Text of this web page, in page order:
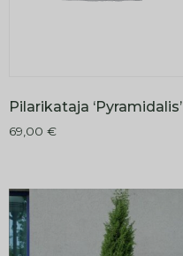
Pilarikataja ‘Pyramidalis’
69,00 €